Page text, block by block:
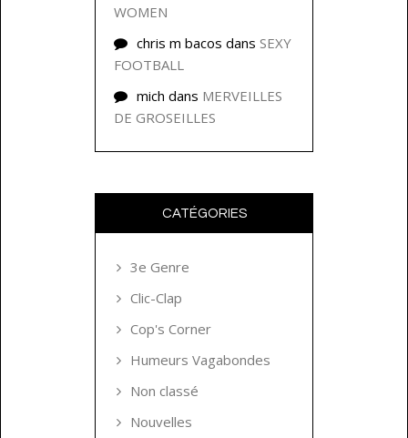
WOMEN
chris m bacos dans SEXY
FOOTBALL
mich dans MERVEILLES
DE GROSEILLES
CATÉGORIES
3e Genre
Clic-Clap
Cop's Corner
Humeurs Vagabondes
Non classé
Nouvelles